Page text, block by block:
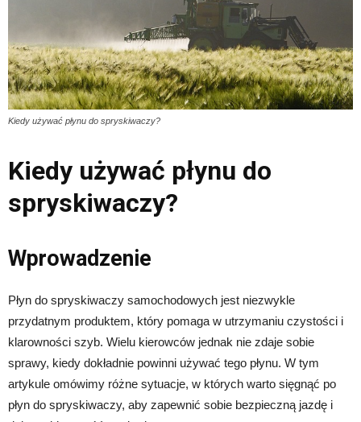
Kiedy używać płynu do spryskiwaczy?
Kiedy używać płynu do
spryskiwaczy?
Wprowadzenie
Płyn do spryskiwaczy samochodowych jest niezwykle
przydatnym produktem, który pomaga w utrzymaniu czystości i
klarowności szyb. Wielu kierowców jednak nie zdaje sobie
sprawy, kiedy dokładnie powinni używać tego płynu. W tym
artykule omówimy różne sytuacje, w których warto sięgnąć po
płyn do spryskiwaczy, aby zapewnić sobie bezpieczną jazdę i